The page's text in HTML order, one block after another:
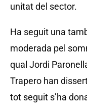
unitat del sector.
Ha seguit una
moderada pel
qual Jordi
Trapero han
tot seguit s’ha